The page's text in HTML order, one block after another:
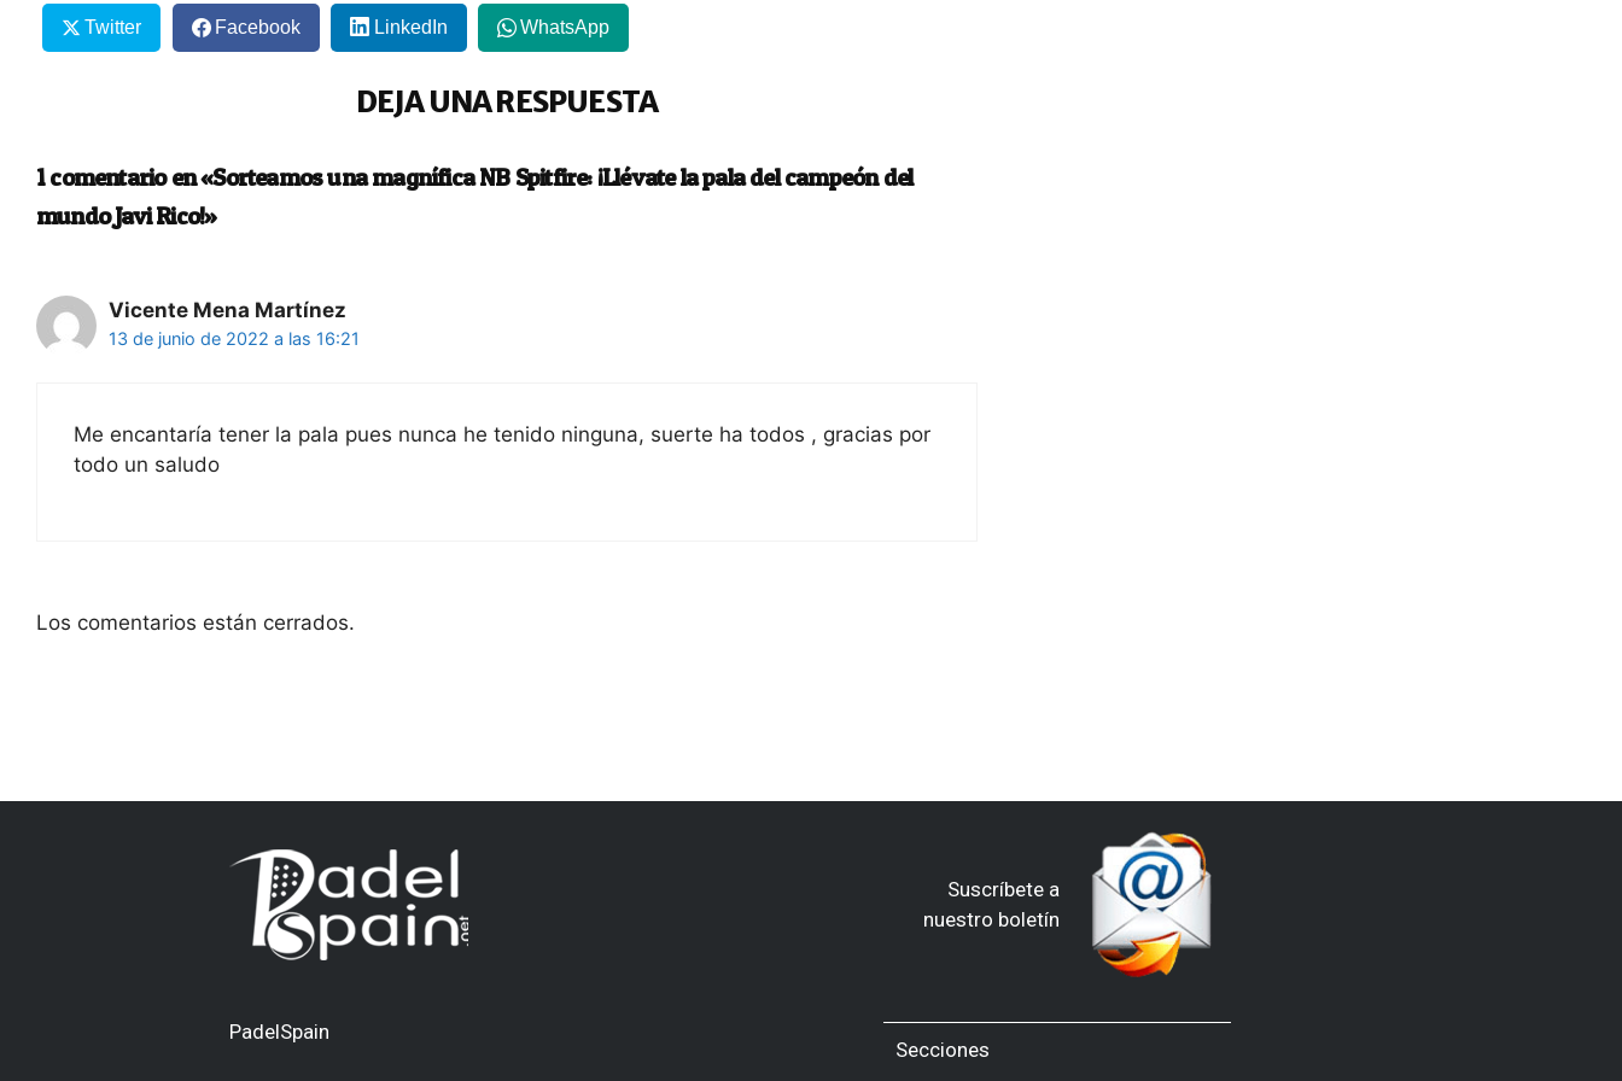
Twitter Facebook LinkedIn WhatsApp
DEJA UNA RESPUESTA
1 comentario en «Sorteamos una magnífica NB Spitfire: ¡Llévate la pala del campeón del
mundo Javi Rico!»
Vicente Mena Martínez
13 de junio de 2022 a las 16:21
Me encantaría tener la pala pues nunca he tenido ninguna, suerte ha todos , gracias por
todo un saludo
Los comentarios están cerrados.
Suscríbete a
nuestro boletín
PadelSpain
Secciones